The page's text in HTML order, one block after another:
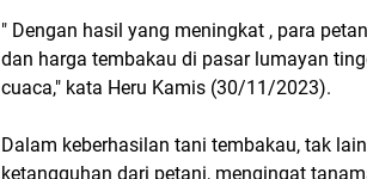
" Dengan hasil yang meningkat , para
dan harga tembakau di pasar lumayan
cuaca," kata Heru Kamis (30/11/2023).
Dalam keberhasilan tani tembakau, tak
ketangguhan dari petani, mengingat